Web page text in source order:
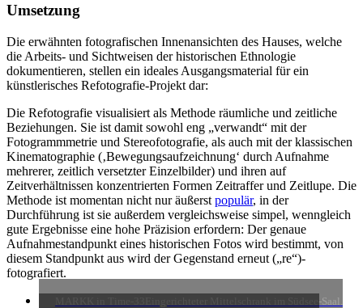
Umsetzung
Die erwähnten fotografischen Innenansichten des Hauses, welche
die Arbeits- und Sichtweisen der historischen Ethnologie
dokumentieren, stellen ein ideales Ausgangsmaterial für ein
künstlerisches Refotografie-Projekt dar:
Die Refotografie visualisiert als Methode räumliche und zeitliche
Beziehungen. Sie ist damit sowohl eng „verwandt“ mit der
Fotogrammmetrie und Stereofotografie, als auch mit der klassischen
Kinematographie (‚Bewegungsaufzeichnung‘ durch Aufnahme
mehrerer, zeitlich versetzter Einzelbilder) und ihren auf
Zeitverhältnissen konzentrierten Formen Zeitraffer und Zeitlupe. Die
Methode ist momentan nicht nur äußerst populär, in der
Durchführung ist sie außerdem vergleichsweise simpel, wenngleich
gute Ergebnisse eine hohe Präzision erfordern: Der genaue
Aufnahmestandpunkt eines historischen Fotos wird bestimmt, von
diesem Standpunkt aus wird der Gegenstand erneut („re“)-
fotografiert.
Eingerichteter Mittelschrank im Südsee-Saal.